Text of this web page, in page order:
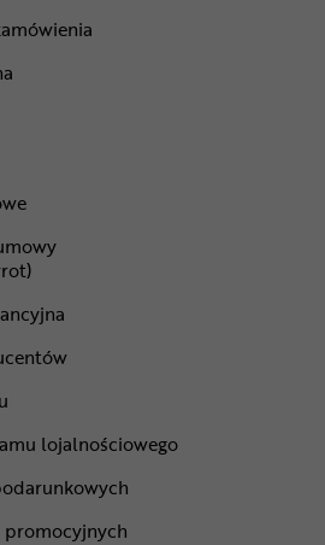
lojalnościowego
promocyjnych